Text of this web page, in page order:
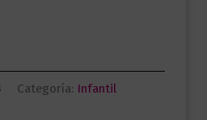
Categoría: Infantil